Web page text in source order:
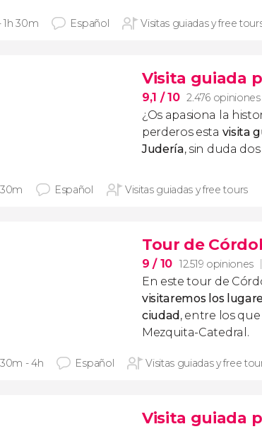
1h 30m Español Visitas guiadas y free
Visita guiada
9,1 / 10 2.476 opiniones
¿Os apasiona la
perderos esta visita
Judería, sin duda dos
Español Visitas guiadas y free tours
Tour de
9/ 10 12.519 opiniones
En este tour de
visitaremos los
ciudad, entre los
Mezquita-Catedral.
- 4h Español Visitas guiadas y free
Visita guiada